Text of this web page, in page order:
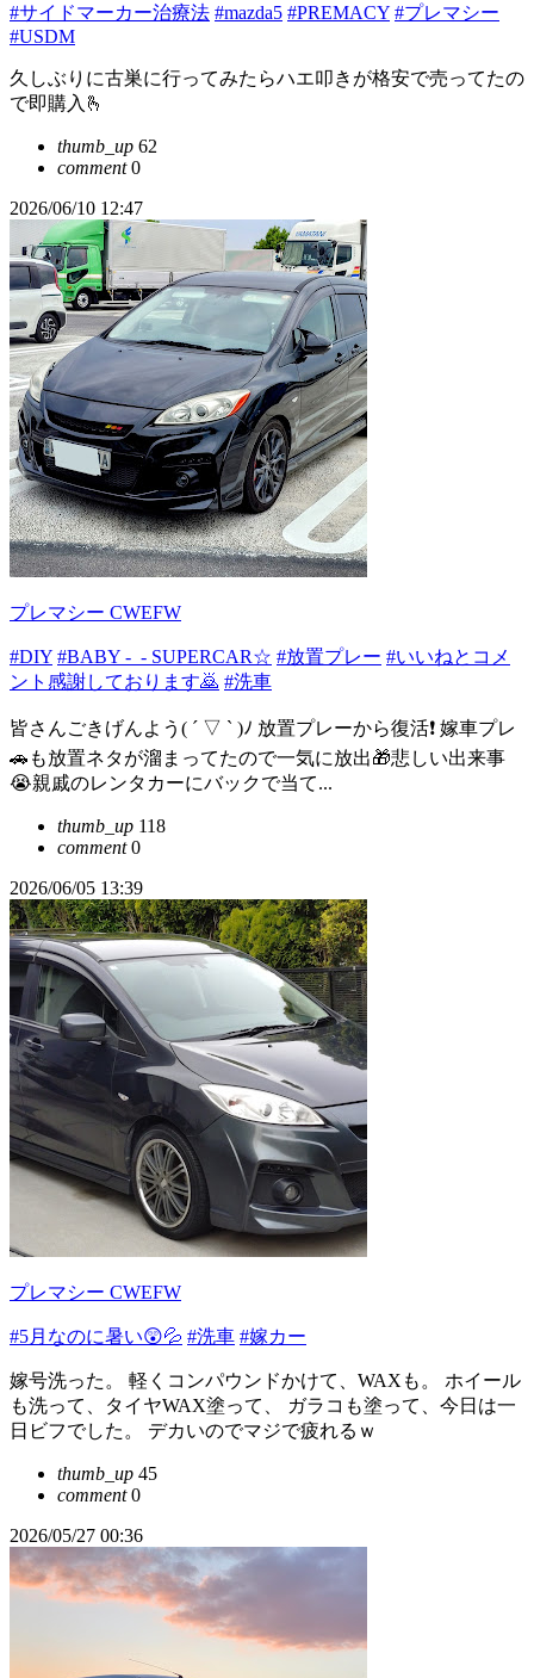
#サイドマーカー治療法 #mazda5 #PREMACY #プレマシー
#USDM
久しぶりに古巣に行ってみたらハエ叩きが格安で売ってたの
で即購入🫰
thumb_up 62
comment0
2026/06/10 12:47
プレマシー CWEFW
#DIY #BABY -_- SUPERCAR☆ #放置プレー #いいねとコメ
ント感謝しております🙇 #洗車
皆さんごきげんよう( ´ ▽ ` )ﾉ 放置プレーから復活❗ 嫁車プレ
🚗も放置ネタが溜まってたので一気に放出🎁悲しい出来事
😭親戚のレンタカーにバックで当て...
thumb_up 118
comment0
2026/06/05 13:39
プレマシー CWEFW
#5月なのに暑い😲💦 #洗車 #嫁カー
嫁号洗った。 軽くコンパウンドかけて、WAXも。 ホイール
も洗って、タイヤWAX塗って、 ガラコも塗って、今日は一
日ビフでした。 デカいのでマジで疲れるｗ
thumb_up 45
comment0
2026/05/27 00:36